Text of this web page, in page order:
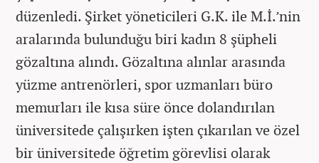
düzenledi. Şirket yöneticileri G.K. ile M.İ.’nin
aralarında bulunduğu biri kadın 8 şüpheli
gözaltına alındı. Gözaltına alınlar arasında
yüzme antrenörleri, spor uzmanları büro
memurları ile kısa süre önce dolandırılan
üniversitede çalışırken işten çıkarılan ve özel
bir üniversitede öğretim görevlisi olarak